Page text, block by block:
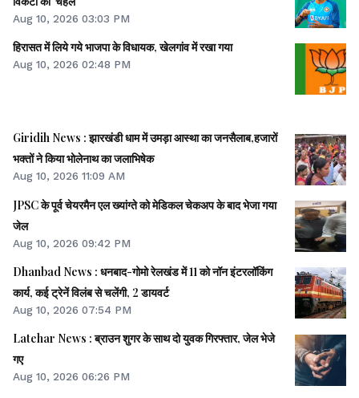
Aug 10, 2026 03:03 PM
हिरासत में लिये गये भाजपा के विधायक, खेलगांव में रखा गया
Aug 10, 2026 02:48 PM
Giridih News : झारखंडी धाम में उमड़ा आस्था का जनसैलाब,हजारों
भक्तों ने किया भोलेनाथ का जलाभिषेक
Aug 10, 2026 11:09 AM
JPSC के पूर्व चेयरमैन एल ख्यांग्ते को मेडिकल चेकअप के बाद भेजा गया
जेल
Aug 10, 2026 09:42 PM
Dhanbad News : धनबाद-गोमो रेलखंड में 11 को नॉन इंटरलॉकिंग
कार्य, कई ट्रेनें विलंब से चलेंगी, 2 डायवर्ट
Aug 10, 2026 07:54 PM
Latehar News : ब्राउन शुगर के साथ दो युवक गिरफ्तार, जेल भेजे
गए
Aug 10, 2026 06:26 PM